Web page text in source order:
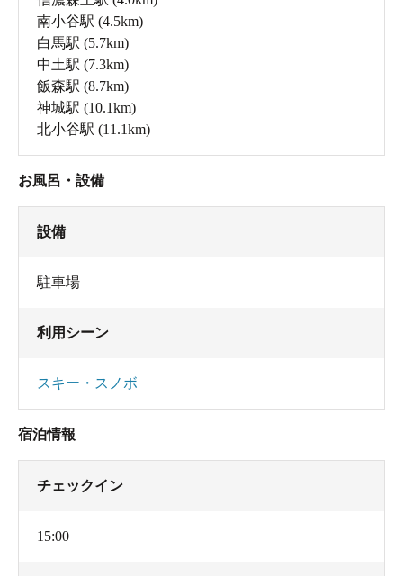
南小谷駅 (4.5km)
白馬駅 (5.7km)
中土駅 (7.3km)
飯森駅 (8.7km)
神城駅 (10.1km)
北小谷駅 (11.1km)
お風呂・設備
設備
駐車場
利用シーン
スキー・スノボ
宿泊情報
チェックイン
15:00